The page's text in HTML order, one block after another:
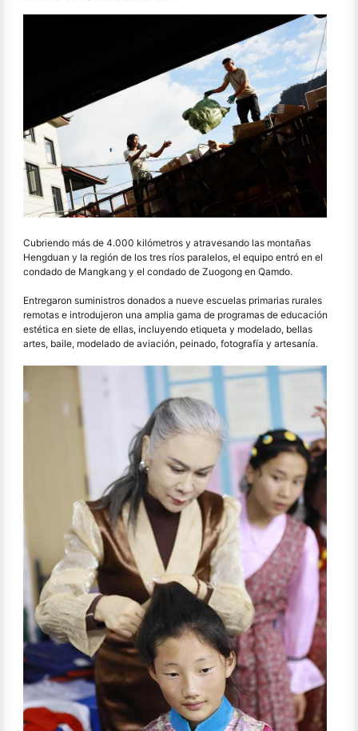
Cubriendo más de 4.000 kilómetros y atravesando las montañas
Hengduan y la región de los tres ríos paralelos, el equipo entró en el
condado de Mangkang y el condado de Zuogong en Qamdo.
Entregaron suministros donados a nueve escuelas primarias rurales
remotas e introdujeron una amplia gama de programas de educación
estética en siete de ellas, incluyendo etiqueta y modelado, bellas
artes, baile, modelado de aviación, peinado, fotografía y artesanía.